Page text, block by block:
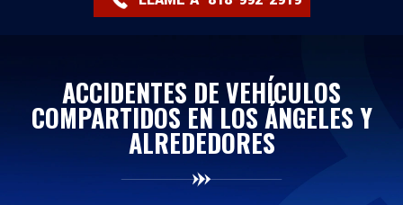
ACCIDENTES DE VEHÍCULOS
COMPARTIDOS EN LOS ÁNGELES Y
ALREDEDORES